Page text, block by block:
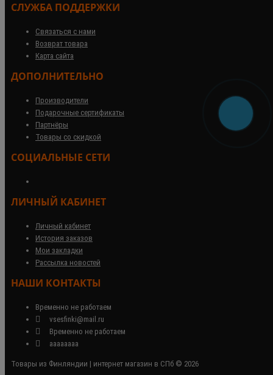
СЛУЖБА ПОДДЕРЖКИ
Связаться с нами
Возврат товара
Карта сайта
ДОПОЛНИТЕЛЬНО
Производители
Подарочные сертификаты
Партнёры
Товары со скидкой
СОЦИАЛЬНЫЕ СЕТИ
ЛИЧНЫЙ КАБИНЕТ
Личный кабинет
История заказов
Мои закладки
Рассылка новостей
НАШИ КОНТАКТЫ
Временно не работаем
vsesfinki@mail.ru
Временно не работаем
аааааааа
Товары из Финляндии | интернет магазин в СПб © 2026